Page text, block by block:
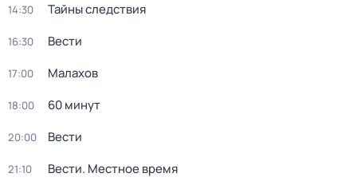
14:30 Тайны следствия
16:30 Вести
17:00 Малахов
18:00 60 минут
20:00 Вести
21:10 Вести. Местное время